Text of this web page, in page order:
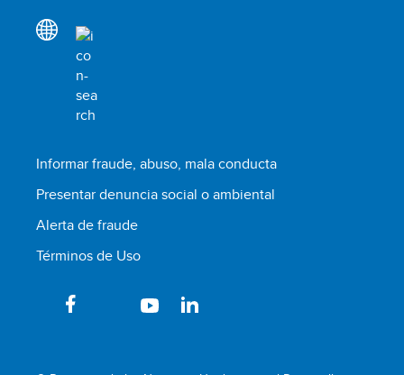
Informar fraude, abuso, mala conducta
Presentar denuncia social o ambiental
Alerta de fraude
Términos de Uso